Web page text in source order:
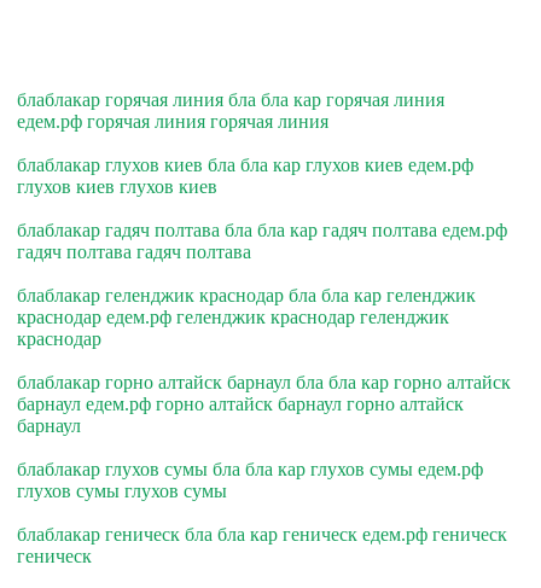
блаблакар горячая линия бла бла кар горячая линия
едем.рф горячая линия горячая линия
блаблакар глухов киев бла бла кар глухов киев едем.рф
глухов киев глухов киев
блаблакар гадяч полтава бла бла кар гадяч полтава едем.рф
гадяч полтава гадяч полтава
блаблакар геленджик краснодар бла бла кар геленджик
краснодар едем.рф геленджик краснодар геленджик
краснодар
блаблакар горно алтайск барнаул бла бла кар горно алтайск
барнаул едем.рф горно алтайск барнаул горно алтайск
барнаул
блаблакар глухов сумы бла бла кар глухов сумы едем.рф
глухов сумы глухов сумы
блаблакар геническ бла бла кар геническ едем.рф геническ
геническ